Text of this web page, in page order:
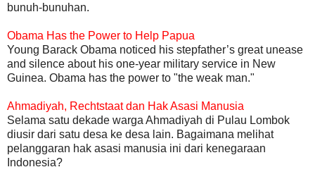
bunuh-bunuhan.
Obama Has the Power to Help Papua
Young Barack Obama noticed his stepfather’s great unease
and silence about his one-year military service in New
Guinea. Obama has the power to "the weak man."
Ahmadiyah, Rechtstaat dan Hak Asasi Manusia
Selama satu dekade warga Ahmadiyah di Pulau Lombok
diusir dari satu desa ke desa lain. Bagaimana melihat
pelanggaran hak asasi manusia ini dari kenegaraan
Indonesia?